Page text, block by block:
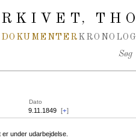
,
DOKUMENTER
Søg
Dato
9.11.1849 [+]
under udarbejdelse.